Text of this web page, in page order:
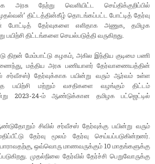
அரசு நேற்று வெளியிட்ட செய்திக்குறிப்பில்
முதல்வன்’ திட்டத்தின்கீழ் தொடங்கப்பட்ட போட்டித் தேர்வு
போட்டித் தேர்வுகளை எளிதாக அணுக, தமிழக
திட்டங்களை செயல்படுத்தி வருகிறது.
திறன் மேம்பாட்டு கழகம், அகில இந்திய குடிமை பணி
மத்திய அரசு பணியாளர் தேர்வாணையத்தின்
சர்வீசஸ்) தேர்வுக்காக பயின்று வரும் ஆர்வம் உள்ள
பயிற்சி மற்றும் வசதிகளை வழங்கும் திட்டம்
2023-24-ம் ஆண்டுக்கான தமிழக பட்ஜெட்டில்
சிவில் சர்வீசஸ் தேர்வுக்கு பயின்று வரும்
தேர்வு மூலம் தேர்வு செய்யப்படுகின்றனர்.
ஒவ்வொரு மாணவருக்கும் 10 மாதங்களுக்கு
முதல்நிலை தேர்வில் தேர்ச்சி பெறுவோருக்கு